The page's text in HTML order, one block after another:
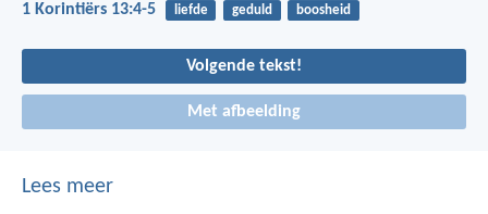
1 Korintiërs 13:4-5 liefde geduld boosheid
Volgende tekst!
Met afbeelding
Lees meer